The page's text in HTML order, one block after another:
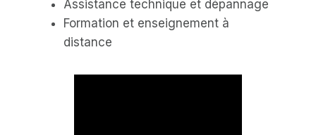
Assistance technique et dépannage
Formation et enseignement à
distance